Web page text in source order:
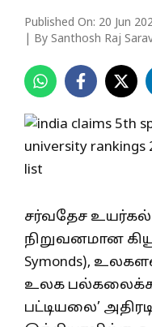
Published On: 20 Jun
| By Santhosh Raj
சர்வதேச
நிறுவனமான
Symonds),
உலக
பட்டியலை’